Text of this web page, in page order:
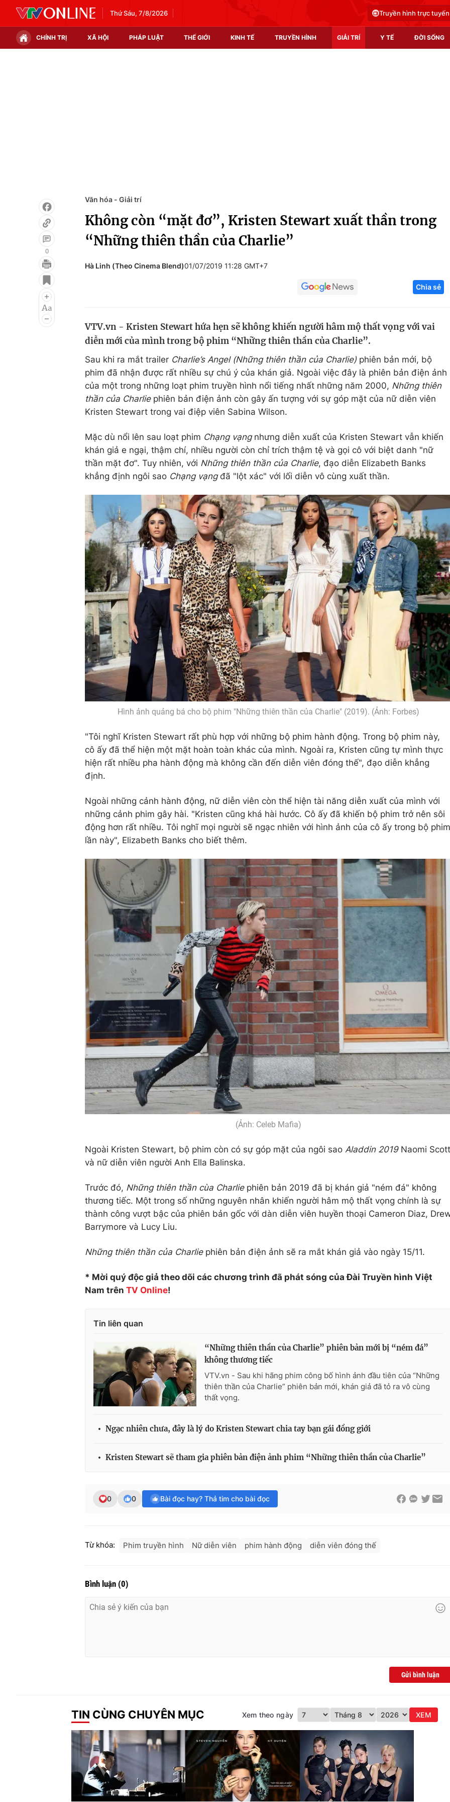
Thứ Sáu, 7/8/2026 Truyền hình trực tuyến
CHÍNH TRỊ XÃ HỘI PHÁP LUẬT THẾ GIỚI KINH TẾ TRUYỀN HÌNH GIẢI TRÍ Y TẾ ĐỜI SỐNG
Infographic
Điện ảnh
Âm nhạc
Chất lượng cuộc sống
Tuyển sinh
Hitech Công
Thị trường
0
Văn hóa - Giải trí
Không còn “mặt đơ”, Kristen Stewart xuất thần trong
“Những thiên thần của Charlie”
Hà Linh (Theo Cinema Blend)01/07/2019 11:28 GMT+7
Chia sẻ
VTV.vn - Kristen Stewart hứa hẹn sẽ không khiến người hâm mộ thất vọng với vai
diễn mới của mình trong bộ phim “Những thiên thần của Charlie”.
Sau khi ra mắt trailer Charlie’s Angel (Những thiên thần của Charlie) phiên bản mới, bộ
phim đã nhận được rất nhiều sự chú ý của khán giả. Ngoài việc đây là phiên bản điện ảnh
của một trong những loạt phim truyền hình nổi tiếng nhất những năm 2000, Những thiên
thần của Charliephiên bản điện ảnh còn gây ấn tượng với sự góp mặt của nữ diễn viên
Kristen Stewart trong vai điệp viên Sabina Wilson.
Mặc dù nổi lên sau loạt phim Chạng vạngnhưng diễn xuất của Kristen Stewart vẫn khiến
khán giả e ngại, thậm chí, nhiều người còn chỉ trích thậm tệ và gọi cô với biệt danh "nữ
thần mặt đơ". Tuy nhiên, với Những thiên thần của Charlie, đạo diễn Elizabeth Banks
khẳng định ngôi sao Chạng vạngđã "lột xác" với lối diễn vô cùng xuất thần.
Hình ảnh quảng bá cho bộ phim "Những thiên thần của Charlie" (2019). (Ảnh: Forbes)
"Tôi nghĩ Kristen Stewart rất phù hợp với những bộ phim hành động. Trong bộ phim này,
cô ấy đã thể hiện một mặt hoàn toàn khác của mình. Ngoài ra, Kristen cũng tự mình thực
hiện rất nhiều pha hành động mà không cần đến diễn viên đóng thế", đạo diễn khẳng
định.
Ngoài những cảnh hành động, nữ diễn viên còn thể hiện tài năng diễn xuất của mình với
những cảnh phim gây hài. "Kristen cũng khá hài hước. Cô ấy đã khiến bộ phim trở nên sôi
động hơn rất nhiều. Tôi nghĩ mọi người sẽ ngạc nhiên với hình ảnh của cô ấy trong bộ phim
lần này", Elizabeth Banks cho biết thêm.
(Ảnh: Celeb Mafia)
Ngoài Kristen Stewart, bộ phim còn có sự góp mặt của ngôi sao Aladdin 2019Naomi Scott
và nữ diễn viên người Anh Ella Balinska.
Trước đó, Những thiên thần cùa Charliephiên bản 2019 đã bị khán giả "ném đá" không
thương tiếc. Một trong số những nguyên nhân khiến người hâm mộ thất vọng chính là sự
thành công vượt bậc của phiên bản gốc với dàn diễn viên huyền thoại Cameron Diaz,
Barrymore và Lucy Liu.
Những thiên thần của Charlie phiên bản điện ảnh sẽ ra mắt khán giả vào ngày 15/11.
* Mời quý độc giả theo dõi các chương trình đã phát sóng của Đài Truyền hình Việt
Nam trên TV Online!
Tin liên quan
“Những thiên thần của Charlie” phiên bản mới bị “ném đá”
không thương tiếc
VTV.vn - Sau khi hãng phim công bố hình ảnh đầu tiên của “Những
thiên thần của Charlie” phiên bản mới, khán giả đã tỏ ra vô cùng
thất vọng.
Ngạc nhiên chưa, đây là lý do Kristen Stewart chia tay bạn gái đồng giới
Kristen Stewart sẽ tham gia phiên bản điện ảnh phim “Những thiên thần của Charlie”
0 0 Bài đọc hay? Thả tim cho bài đọc
Từ khóa: Phim truyền hình Nữ diễn viên phim hành động diễn viên đóng thế
Bình luận (0)
Gửi bình luận
TIN CÙNG CHUYÊN MỤC Xem theo ngày XEM